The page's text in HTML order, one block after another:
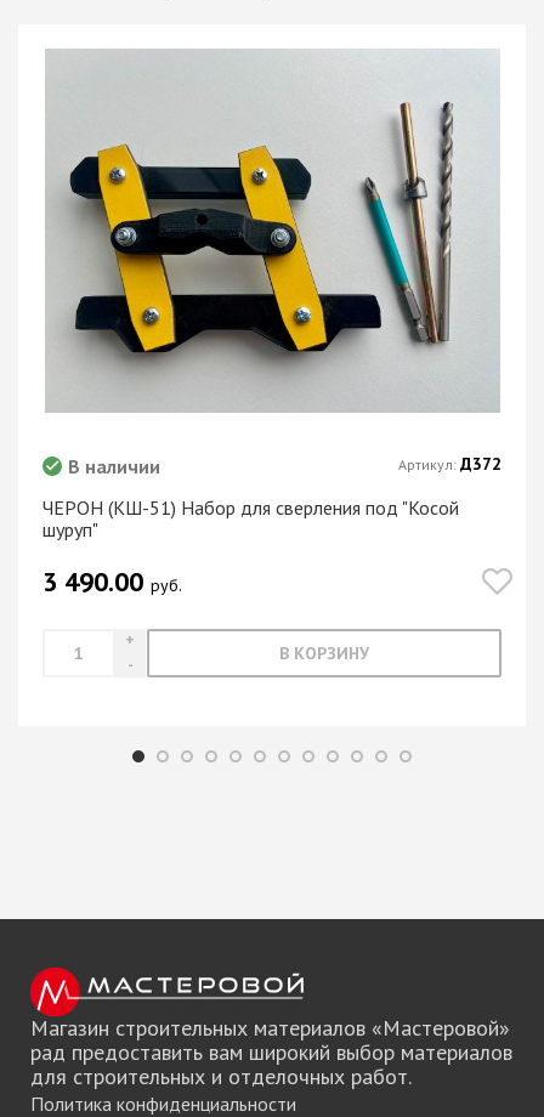
ЧЕРОН (КШ-51) Набор для сверления под "Косой
шуруп"
В наличии
3 490.00 руб.
В КОРЗИНУ
Артикул: Д372
Магазин строительных материалов «Мастеровой»
рад предоставить вам широкий выбор материалов
для строительных и отделочных работ.
Политика конфиденциальности